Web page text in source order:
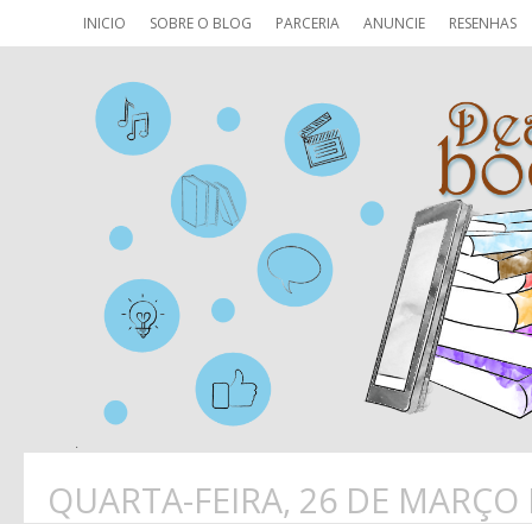
INICIO SOBRE O BLOG PARCERIA ANUNCIE RESENHAS
QUARTA-FEIRA, 26 DE